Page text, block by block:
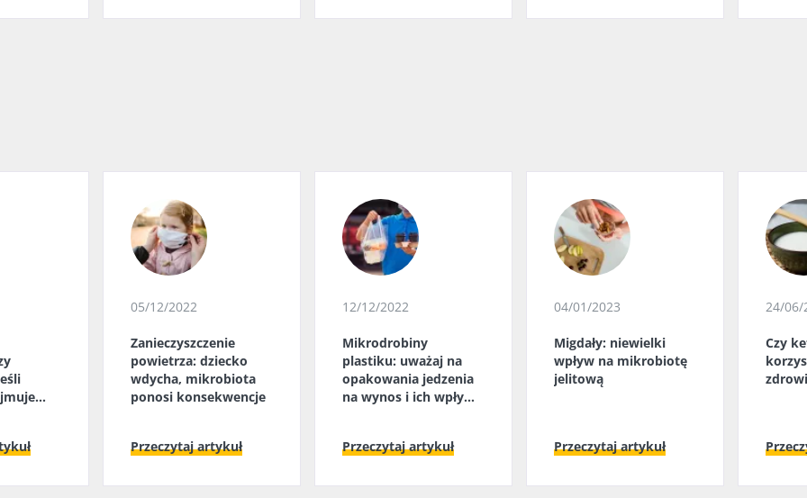
05/12/2022
Zanieczyszczenie
powietrza: dziecko
wdycha, mikrobiota
ponosi konsekwencje
Przeczytaj artykuł
12/12/2022
Mikrodrobiny
plastiku: uważaj na
opakowania jedzenia
na wynos i ich wpływ
Przeczytaj artykuł
04/01/2023
Migdały: niewielki
wpływ na mikrobiotę
jelitową
Przeczytaj artykuł
24/06/
Czy